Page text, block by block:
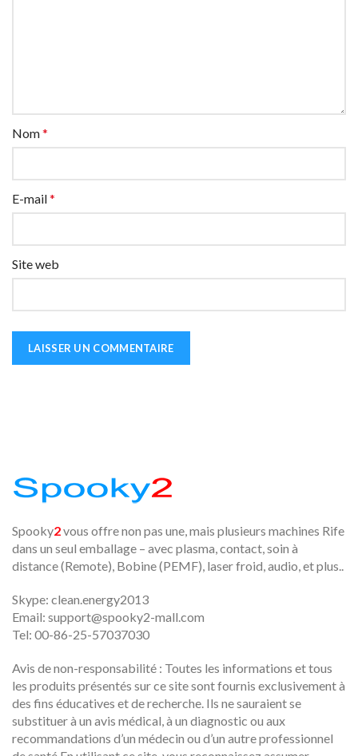
Nom*
E-mail*
Site web
Spooky2vous offre non pas une, mais plusieurs machines Rife
dans un seul emballage – avec plasma, contact, soin à
distance (Remote), Bobine (PEMF), laser froid, audio, et plus..
Skype: clean.energy2013
Email: support@spooky2-mall.com
Tel: 00-86-25-57037030
Avis de non-responsabilité : Toutes les informations et tous
les produits présentés sur ce site sont fournis exclusivement à
des fins éducatives et de recherche. Ils ne sauraient se
substituer à un avis médical, à un diagnostic ou aux
recommandations d’un médecin ou d’un autre professionnel